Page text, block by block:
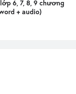
6, 7, 8, 9 chương
+ audio)